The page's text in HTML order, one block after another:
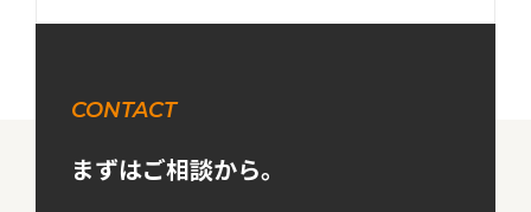
CONTACT
まずはご相談から。